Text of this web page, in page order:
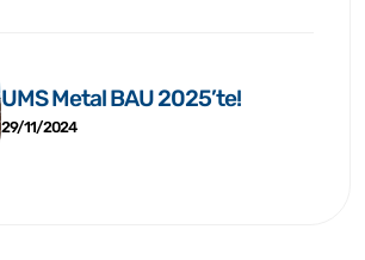
UMS Metal BAU 2025’te!
29/11/2024